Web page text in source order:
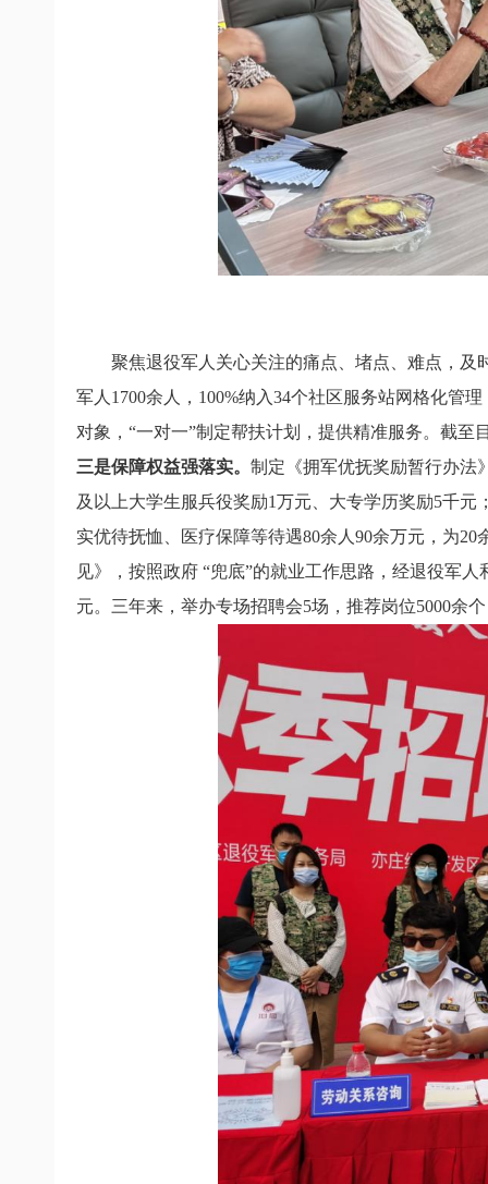
聚焦退役军人关心关注的痛点、堵点、难点，及
军人 1700余人， 100%纳入34个社区服务站网格化管
对象，“一对一”制定帮扶计划，提供精准服务。截至
三是保障权益强落实。 制定《拥军优抚奖励暂行办法
及以上大学生服兵役奖励1万元、大专学历奖励5千元
实优待抚恤、医疗保障等待遇80余人 90余万元， 为20
见》， 按照政府 “兜底”的就业工作思路，经退役军
元。 三年来，举办专场招聘会5场，推荐岗位5000余